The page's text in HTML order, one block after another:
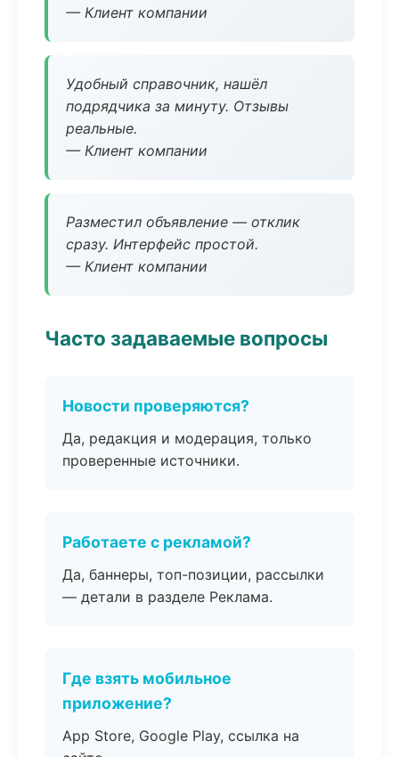
— Клиент компании
Удобный справочник, нашёл
подрядчика за минуту. Отзывы
реальные.
— Клиент компании
Разместил объявление — отклик
сразу. Интерфейс простой.
— Клиент компании
Часто задаваемые вопросы
Новости проверяются?
Да, редакция и модерация, только
проверенные источники.
Работаете с рекламой?
Да, баннеры, топ-позиции, рассылки
— детали в разделе Реклама.
Где взять мобильное
приложение?
App Store, Google Play, ссылка на